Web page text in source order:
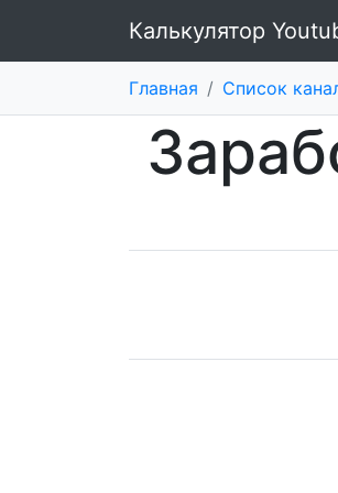
Калькулятор
Главная / Список